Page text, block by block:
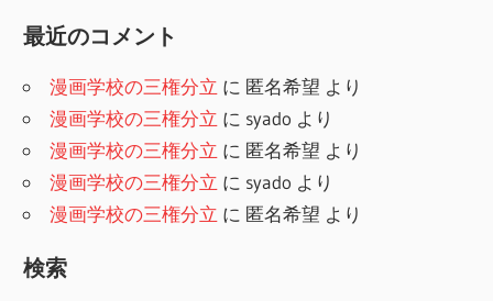
最近のコメント
漫画学校の三権分立 に 匿名希望 より
漫画学校の三権分立 に syado より
漫画学校の三権分立 に 匿名希望 より
漫画学校の三権分立 に syado より
漫画学校の三権分立 に 匿名希望 より
検索